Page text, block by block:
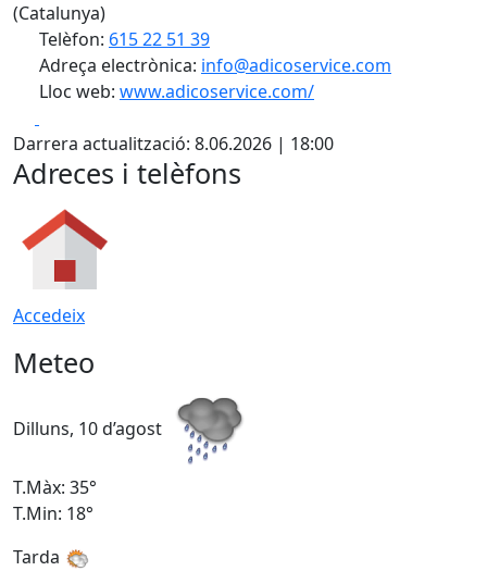
(Catalunya)
Telèfon: 615 22 51 39
Adreça electrònica: info@adicoservice.com
Lloc web: www.adicoservice.com/
Darrera actualització: 8.06.2026 | 18:00
Adreces i telèfons
Accedeix
Meteo
Dilluns, 10 d’agost
T.Màx: 35°
T.Min: 18°
Tarda